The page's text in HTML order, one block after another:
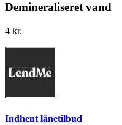
Demineraliseret vand
4 kr.
Indhent lånetilbud